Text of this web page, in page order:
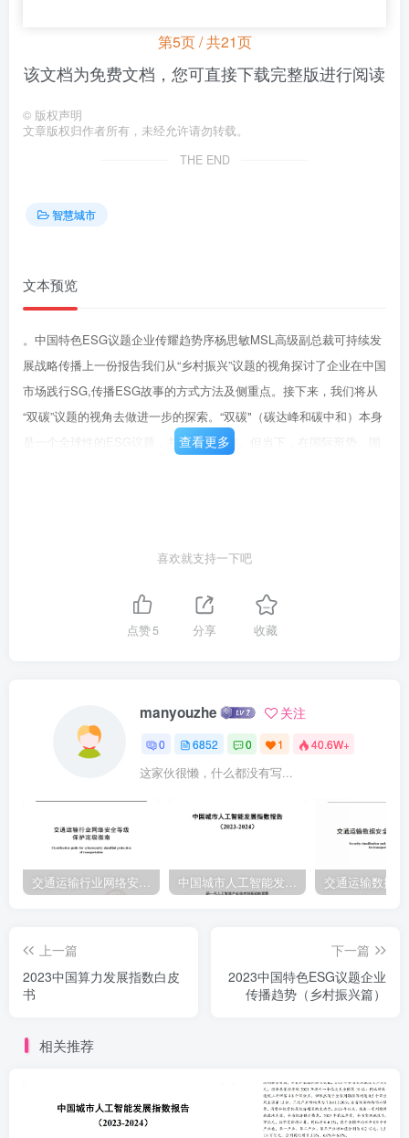
第5页 / 共21页
该文档为免费文档，您可直接下载完整版进行阅读
© 版权声明
文章版权归作者所有，未经允许请勿转载。
THE END
智慧城市
文本预览
。中国特色ESG议题企业传耀趋势序杨思敏MSL高级副总裁可持续发
展战略传播上一份报告我们从“乡村振兴”议题的视角探讨了企业在中国
市场践行SG,传播ESG故事的方式方法及侧重点。接下来，我们将从
“双碳”议题的视角去做进一步的探索。“双碳"（碳达峰和碳中和）本身
是一个全球性的ESG议题，并非中国特有。但当下，在国际形势、国
就在双碳传播中存在的漂绿风险作出了初步的探讨，希望向读者还原
一个尽可能真实的双碳传播格局，给双碳热浪带去一些冷静的思考。
谭亚幸MSC创始人兼首席执行官可持续发展战略咨询在双碳的政策与
目标的框架下，通过实际行动减少温室气体排放，然后抵消乘剩余的
排放，达到净零排后达成综合国际实力。这对于无论是政治经济的博
弈，还是文化及生态文明建设的输出都有着综合意义。郑梅香Wiserst
研究总监可持续发展战略分析中国已经确立了2060年碳中和目标，从
企业可持续发展角度来说，不管主动或被动，都亟需思考如何应对碳
中和带来的挑战。现阶段，部分企业已开始从应对策略出发进行业务
调整和布局，并基于“碳”行动展开“碳”传播：下一步则是在碳中和趋势
处在转型升级、提高附加值的历史进程中。从目前到实现碳中和的数
十年间，企业应该看到，这其中存在一个通过推进碳中和行动及传播
构建或动加强品牌力的绝佳机会。
查看更多
喜欢就支持一下吧
点赞5 分享 收藏
manyouzhe 关注
0 6852 0 1 40.6W+
这家伙很懒，什么都没有写...
上一篇
2023中国算力发展指数白皮
书
下一篇
2023中国特色ESG议题企业
传播趋势（乡村振兴篇）
相关推荐